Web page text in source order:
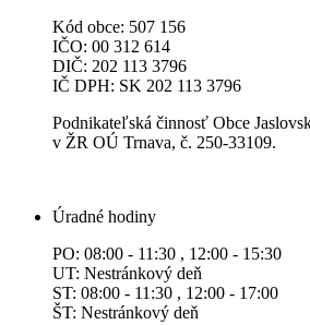
Kód obce: 507 156
IČO: 00 312 614
DIČ: 202 113 3796
IČ DPH: SK 202 113 3796
Podnikateľská činnosť Obce
v ŽR OÚ Trnava, č. 250-33109.
Úradné hodiny
PO: 08:00 - 11:30 , 12:00 - 15:30
UT: Nestránkový deň
ST: 08:00 - 11:30 , 12:00 - 17:00
ŠT: Nestránkový deň